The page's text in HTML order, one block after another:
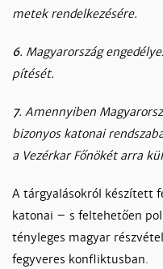
me­tek ren­del­ke­zé­sé­re.
6. Ma­gyaror­szág
pí­té­sét.
7. Amennyi­ben
bi­zo­nyos ka­to­nai
a Ve­zér­kar Fő­nö­két ar­ra
A tár­gya­lá­sok­ról ké­szí­tett
ka­to­nai – s fel­te­he­tően
tény­le­ges ma­gyar
fegy­ve­res konf­lik­tus­ban.